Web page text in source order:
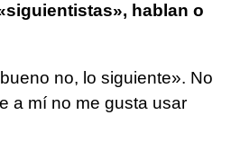
hablan o
no, lo siguiente». No
a mí no me gusta usar